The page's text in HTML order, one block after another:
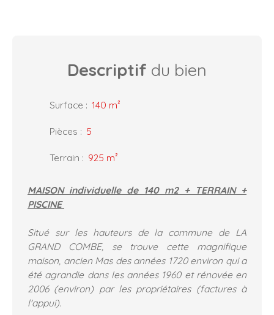
Descriptif du bien
Surface : 140 m²
Pièces : 5
Terrain : 925 m²
MAISON individuelle de 140 m2 + TERRAIN +
PISCINE
Situé sur les hauteurs de la commune de LA
GRAND COMBE, se trouve cette magnifique
maison, ancien Mas des années 1720 environ qui a
été agrandie dans les années 1960 et rénovée en
2006 (environ) par les propriétaires (factures à
l'appui).